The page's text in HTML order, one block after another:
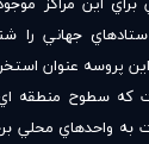
جهاني را
پروسه عنوان
سطوح منطقه اي
واحدهاي محلي